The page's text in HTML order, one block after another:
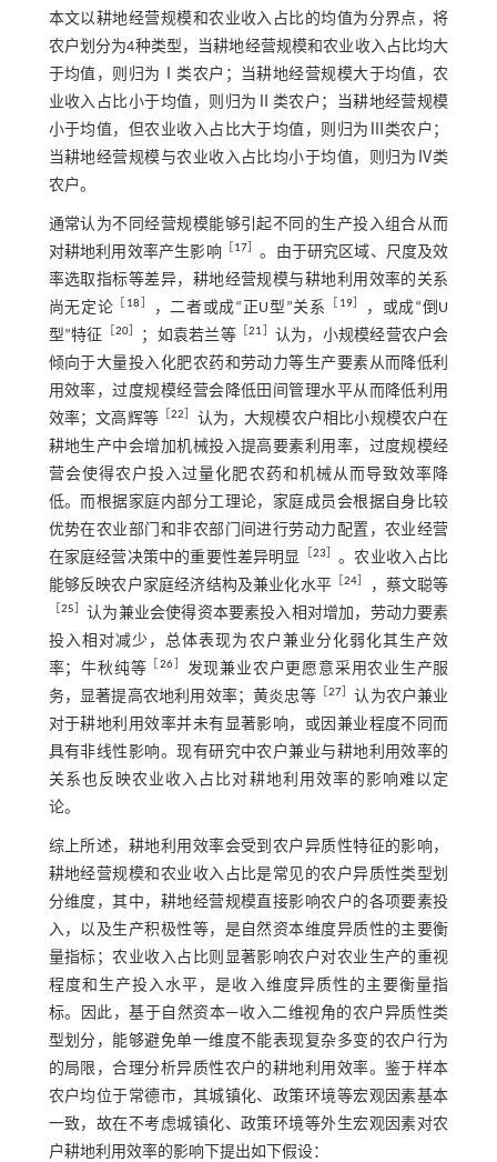
本文以耕地经营规模和农业收入占比的均值为分界点，将
农户划分为4种类型，当耕地经营规模和农业收入占比均大
于均值，则归为Ⅰ类农户；当耕地经营规模大于均值，农
业收入占比小于均值，则归为Ⅱ类农户；当耕地经营规模
小于均值，但农业收入占比大于均值，则归为Ⅲ类农户；
当耕地经营规模与农业收入占比均小于均值，则归为Ⅳ类
农户。
通常认为不同经营规模能够引起不同的生产投入组合从而
对耕地利用效率产生影响
17］ 。由于研究区域、尺度及效
率选取指标等差异，耕地经营规模与耕地利用效率的关系
尚无定论
18 ，二者或成“正U型”关系 19］
，或成“倒U
型”特征
20］ ；如袁若兰等 ［21
认为，小规模经营农户会
倾向于大量投入化肥农药和劳动力等生产要素从而降低利
用效率，过度规模经营会降低田间管理水平从而降低利用
效率；文高辉等［22
认为，大规模农户相比小规模农户在
耕地生产中会增加机械投入提高要素利用率，过度规模经
营会使得农户投入过量化肥农药和机械从而导致效率降
低。而根据家庭内部分工理论，家庭成员会根据自身比较
优势在农业部门和非农部门间进行劳动力配置，农业经营
在家庭经营决策中的重要性差异明显
23
。农业收入占比
能够反映农户家庭经济结构及兼业化水平 ［24 ，蔡文聪等
25 ］认为兼业会使得资本要素投入相对增加，劳动力要素
投入相对减少，总体表现为农户兼业分化弱化其生产效
率；牛秋纯等 ［26
发现兼业农户更愿意采用农业生产服
务，显著提高农地利用效率；黄炎忠等［27 ］认为农户兼业
对于耕地利用效率并未有显著影响，或因兼业程度不同而
具有非线性影响。现有研究中农户兼业与耕地利用效率的
关系也反映农业收入占比对耕地利用效率的影响难以定
论。
综上所述，耕地利用效率会受到农户异质性特征的影响，
耕地经营规模和农业收入占比是常见的农户异质性类型划
分维度，其中，耕地经营规模直接影响农户的各项要素投
入，以及生产积极性等，是自然资本维度异质性的主要衡
量指标；农业收入占比则显著影响农户对农业生产的重视
程度和生产投入水平，是收入维度异质性的主要衡量指
标。因此，基于自然资本—收入二维视角的农户异质性类
型划分，能够避免单一维度不能表现复杂多变的农户行为
的局限，合理分析异质性农户的耕地利用效率。鉴于样本
农户均位于常德市，其城镇化、政策环境等宏观因素基本
一致，故在不考虑城镇化、政策环境等外生宏观因素对农
户耕地利用效率的影响下提出如下假设：